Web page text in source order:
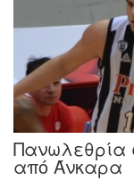
Πανωλεθρία
από Άνκαρα